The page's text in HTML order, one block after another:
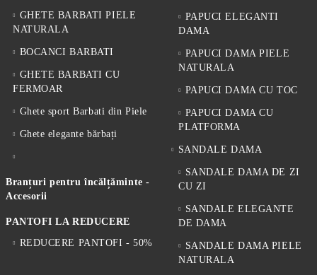
GHETE BARBATI PIELE
NATURALA
BOCANCI BARBATI
GHETE BARBATI CU
FERMOAR
Ghete sport Barbati din Piele
Ghete elegante bărbați
Branțuri pentru încălțăminte -
Accesorii
PANTOFI LA REDUCERE
REDUCERE PANTOFI - 50%
PAPUCI ELEGANTI
DAMA
PAPUCI DAMA PIELE
NATURALA
PAPUCI DAMA CU TOC
PAPUCI DAMA CU
PLATFORMA
SANDALE DAMA
SANDALE DAMA DE ZI
CU ZI
SANDALE ELEGANTE
DE DAMA
SANDALE DAMA PIELE
NATURALA